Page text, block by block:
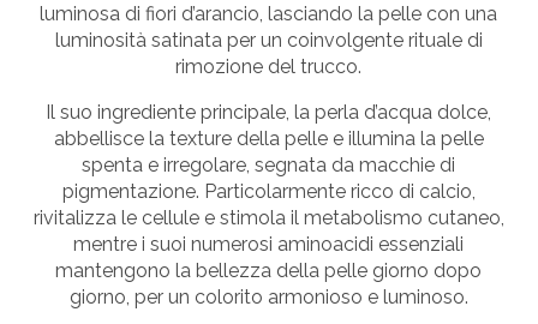
luminosa di fiori d’arancio, lasciando la pelle con una
luminosità satinata per un coinvolgente rituale di
rimozione del trucco.
Il suo ingrediente principale, la perla d’acqua dolce,
abbellisce la texture della pelle e illumina la pelle
spenta e irregolare, segnata da macchie di
pigmentazione. Particolarmente ricco di calcio,
rivitalizza le cellule e stimola il metabolismo cutaneo,
mentre i suoi numerosi aminoacidi essenziali
mantengono la bellezza della pelle giorno dopo
giorno, per un colorito armonioso e luminoso.